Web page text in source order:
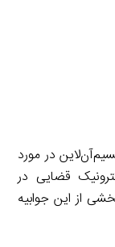
در مورد
قضایی در
از این جوابیه